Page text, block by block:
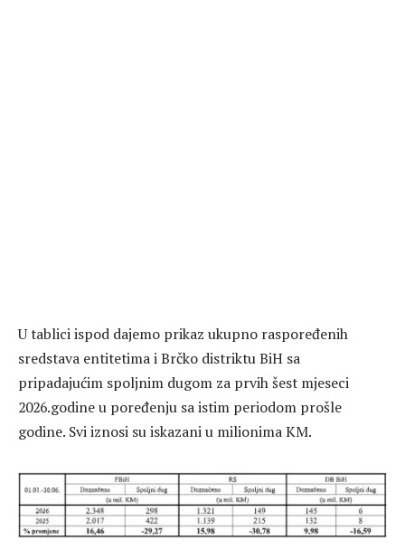
U tablici ispod dajemo prikaz ukupno raspoređenih
sredstava entitetima i Brčko distriktu BiH sa
pripadajućim spoljnim dugom za prvih šest mjeseci
2026.godine u poređenju sa istim periodom prošle
godine. Svi iznosi su iskazani u milionima KM.